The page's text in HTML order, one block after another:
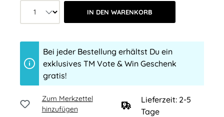
Produkt Anzahl: Wähle die
IN DEN WARENKORB
Bei jeder Bestellung erhältst Du ein
exklusives TM Vote & Win Geschenk
gratis!
Zum Merkzettel
hinzufügen
Lieferzeit: 2-5
Tage